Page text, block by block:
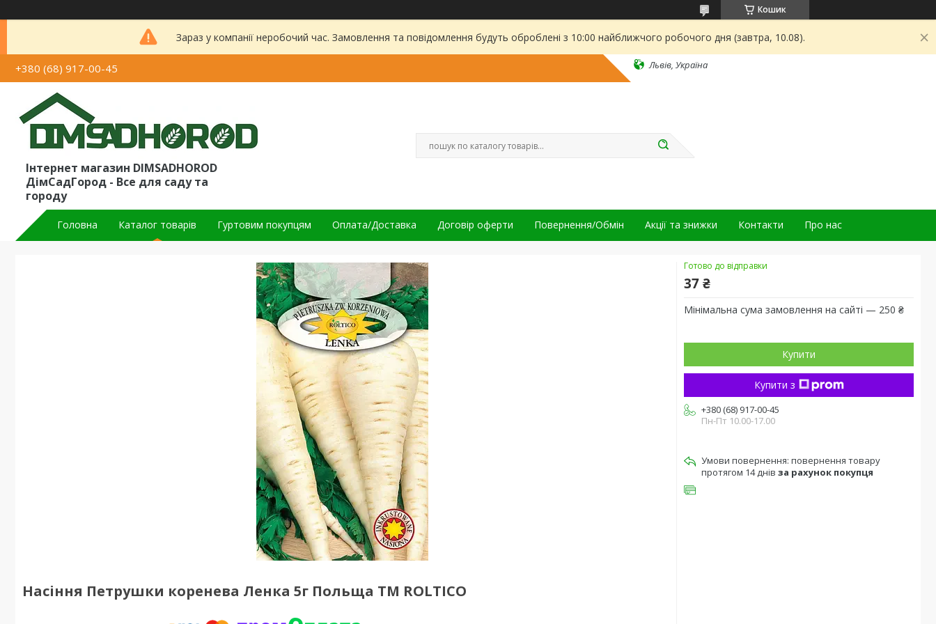
Кошик
Зараз у компанії неробочий час. Замовлення та повідомлення будуть оброблені з 10:00 найближчого робочого дня (завтра, 10.08).
+380 (68) 917-00-45 Львів, Україна
Інтернет магазин DIMSADHOROD
ДімСадГород - Все для саду та
городу
Головна Каталог товарів Гуртовим покупцям Оплата/Доставка Договір оферти Повернення/Обмін Акції та знижки Контакти Про нас
Насіння Петрушки коренева Ленка 5г Польща ТМ ROLTICO
Готово до відправки
37 ₴
Мінімальна сума замовлення на сайті — 250 ₴
Купити
Купити з
+380 (68) 917-00-45
Пн-Пт 10.00-17.00
повернення товару
протягом 14 днів за рахунок покупця